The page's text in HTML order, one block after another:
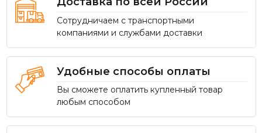
Сотрудничаем с транспортными
компаниями и службами доставки
Удобные способы оплаты
Вы сможете оплатить купленный товар
любым способом